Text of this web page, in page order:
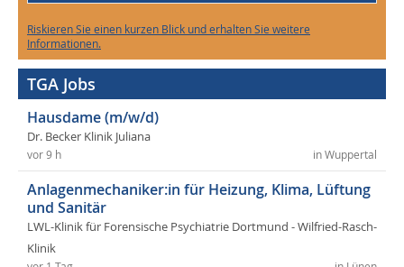
Riskieren Sie einen kurzen Blick und erhalten Sie weitere
Informationen.
TGA Jobs
Hausdame (m/w/d)
Dr. Becker Klinik Juliana
in Wuppertal
vor 9 h
Anlagenmechaniker:in für Heizung, Klima, Lüftung
und Sanitär
LWL-Klinik für Forensische Psychiatrie Dortmund - Wilfried-Rasch-
Klinik